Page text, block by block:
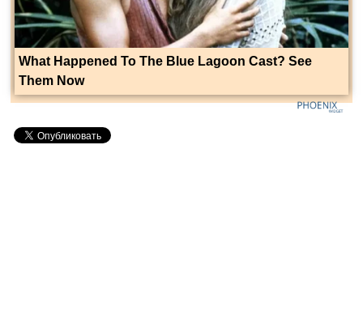
What Happened To The Blue Lagoon Cast? See
Them Now